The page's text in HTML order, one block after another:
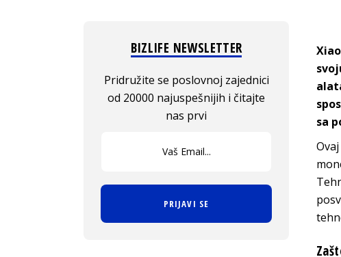
sa
BIZLIFE NEWSLETTER
Pridružite se poslovnoj zajednici
od 20000 najuspešnijih i čitajte
nas prvi
PRIJAVI SE